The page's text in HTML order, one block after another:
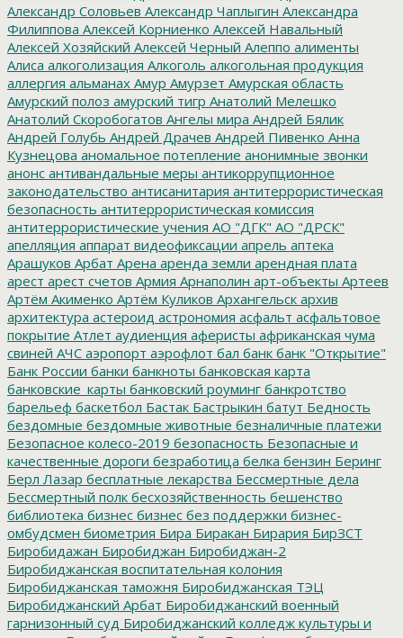
Александр Соловьев Александр Чаплыгин Александра
Филиппова Алексей Корниенко Алексей Навальный
Алексей Хозяйский Алексей Черный Алеппо алименты
Алиса алкоголизация Алкоголь алкогольная продукция
аллергия альманах Амур Амурзет Амурская область
Амурский полоз амурский тигр Анатолий Мелешко
Анатолий Скоробогатов Ангелы мира Андрей Бялик
Андрей Голубь Андрей Драчев Андрей Пивенко Анна
Кузнецова аномальное потепление анонимные звонки
анонс антивандальные меры антикоррупционное
законодательство антисанитария антитеррористическая
безопасность антитеррористическая комиссия
антитеррористические учения АО "ДГК" АО "ДРСК"
апелляция аппарат видеофиксации апрель аптека
Арашуков Арбат Арена аренда земли арендная плата
арест арест счетов Армия Арнаполин арт-объекты Артеев
Артём Акименко Артём Куликов Архангельск архив
архитектура астероид астрономия асфальт асфальтовое
покрытие Атлет аудиенция аферисты африканская чума
свиней АЧС аэропорт аэрофлот бал банк банк "Открытие"
Банк России банки банкноты банковская карта
банковские_карты банковский роуминг банкротство
барельеф баскетбол Бастак Бастрыкин батут Бедность
бездомные бездомные животные безналичные платежи
Безопасное колесо-2019 безопасность Безопасные и
качественные дороги безработица белка бензин Беринг
Берл Лазар бесплатные лекарства Бессмертные дела
Бессмертный полк бесхозяйственность бешенство
библиотека бизнес бизнес без поддержки бизнес-
омбудсмен биометрия Бира Биракан Бирария БирЗСТ
Биробидажан Биробиджан Биробиджан-2
Биробиджанская воспитательная колония
Биробиджанская таможня Биробиджанская ТЭЦ
Биробиджанский Арбат Биробиджанский военный
гарнизонный суд Биробиджанский колледж культуры и